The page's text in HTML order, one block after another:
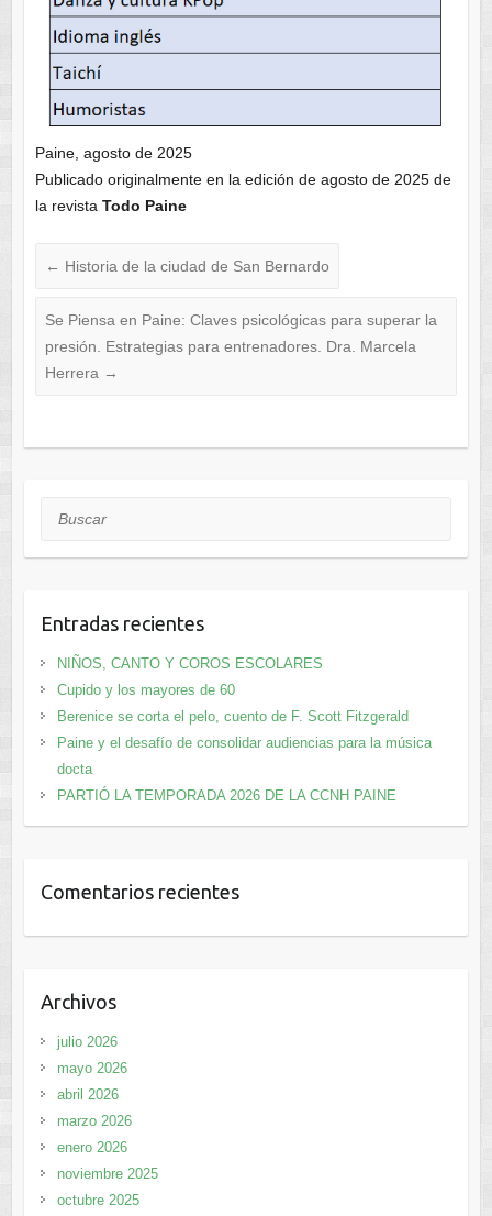
Paine, agosto de 2025
Publicado originalmente en la edición de agosto de 2025 de
la revista Todo Paine
← Historia de la ciudad de San Bernardo
Se Piensa en Paine: Claves psicológicas para superar la
presión. Estrategias para entrenadores. Dra. Marcela
Herrera →
Buscar
Entradas recientes
NIÑOS, CANTO Y COROS ESCOLARES
Cupido y los mayores de 60
Berenice se corta el pelo, cuento de F. Scott Fitzgerald
Paine y el desafío de consolidar audiencias para la música
docta
PARTIÓ LA TEMPORADA 2026 DE LA CCNH PAINE
Comentarios recientes
Archivos
julio 2026
mayo 2026
abril 2026
marzo 2026
enero 2026
noviembre 2025
octubre 2025